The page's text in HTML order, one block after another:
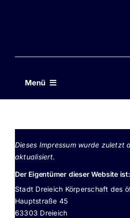
Menü
Angebote
Unser Team
Newsletter
Dieses Impressum wurde zuletzt
aktualisiert.
Der Eigentümer dieser Website ist:
Stadt Dreieich Körperschaft des
Hauptstraße 45
63303 Dreieich